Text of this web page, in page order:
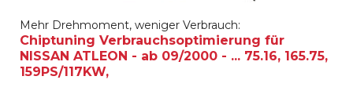
Mehr Drehmoment, weniger Verbrauch:
Chiptuning Verbrauchsoptimierung für
NISSAN ATLEON - ab 09/2000 - ... 75.16, 165.75,
159PS/117KW,